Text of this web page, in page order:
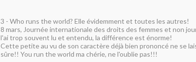
3 - Who runs the world? Elle évidemment et toutes les autres!
8 mars, Journée internationale des droits des femmes et non
l'ai trop souvent lu et entendu, la différence est énorme!
Cette petite au vu de son caractère déjà bien prononcé ne se
sûre!! You run the world ma chérie, ne l'oublie pas!!!